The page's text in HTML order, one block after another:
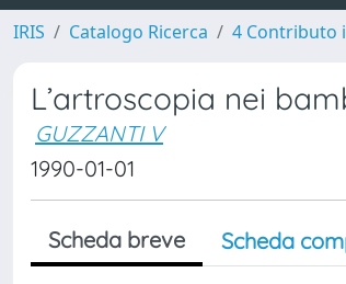
IRIS Catalogo Ricerca 4 Contributo
L’artroscopia nei
GUZZANTI V
1990-01-01
Scheda breve Scheda